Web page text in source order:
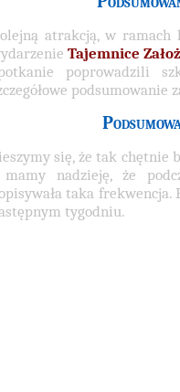
atrakcją, w ramach
Tajemnice
poprowadzili
podsumowanie
się, że tak chętnie
nadzieję, że
taka
tygodniu.